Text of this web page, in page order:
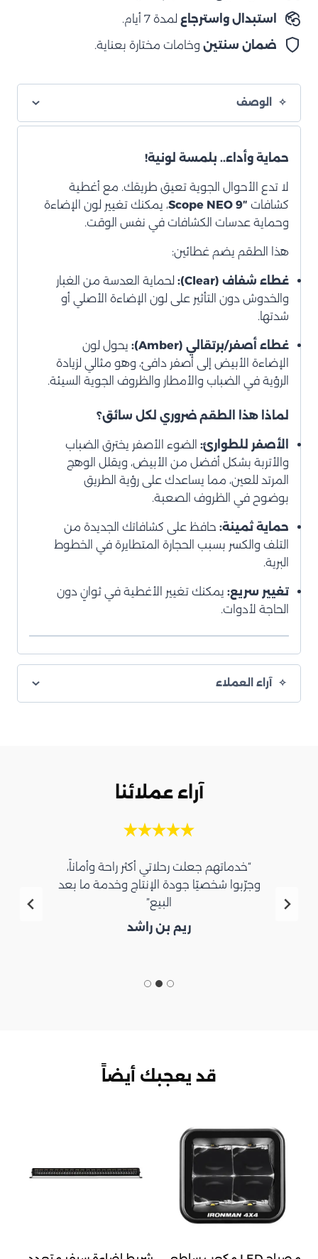
برتقالي
للطوارئ
للحماية
استبدال واسترجاع لمدة 7 أيام.
ضمان سنتين وخامات مختارة بعناية.
الوصف
حماية وأداء.. بلمسة لونية!
لا تدع الأحوال الجوية تعيق طريقك. مع أغطية
كشافات Scope NEO 9″، يمكنك تغيير لون الإضاءة
وحماية عدسات الكشافات في نفس الوقت.
هذا الطقم يضم غطائين:
غطاء شفاف (Clear):
لحماية العدسة من الغبار
والخدوش دون التأثير على لون الإضاءة الأصلي أو
شدتها.
غطاء أصفر/برتقالي (Amber):
يحول لون
الإضاءة الأبيض إلى أصفر دافئ، وهو مثالي لزيادة
الرؤية في الضباب والأمطار والظروف الجوية السيئة.
لماذا هذا الطقم ضروري لكل سائق؟
الأصفر للطوارئ: الضوء الأصفر يخترق الضباب
والأتربة بشكل أفضل من الأبيض، ويقلل الوهج
المرتد للعين، مما يساعدك على رؤية الطريق
بوضوح في الظروف الصعبة.
حماية ثمينة: حافظ على كشافاتك الجديدة من
التلف والكسر بسبب الحجارة المتطايرة في الخطوط
البرية.
تغيير سريع: يمكنك تغيير الأغطية في ثوانٍ دون
الحاجة لأدوات.
آراء العملاء
آراء عملائنا
“خدماتهم جعلت رحلاتي أكثر راحة وأماناً،
وجرّبوا شخصيًا جودة الإنتاج وخدمة ما بعد
البيع”
ريم بن راشد
قد يعجبك أيضاً